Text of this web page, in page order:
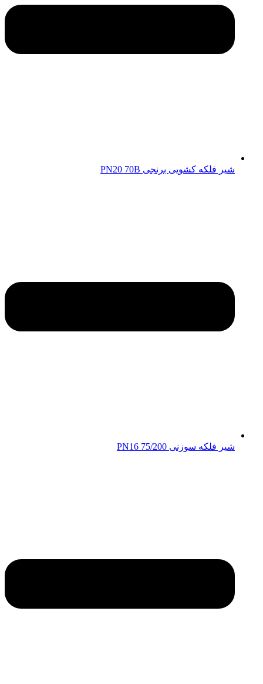
شیر فلکه کشویی برنجی PN20 70B
شیر فلکه سوزنی 75/200 PN16